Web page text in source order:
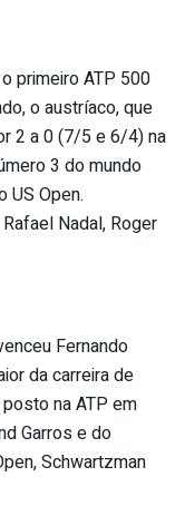
primeiro ATP 500
o austríaco, que
2 a 0 (7/5 e 6/4) na
3 do mundo
US Open.
Nadal, Roger
Fernando
da carreira de
na ATP em
Garros e do
Schwartzman